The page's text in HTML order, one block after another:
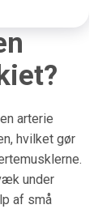
arterie
hvilket gør
under
af små